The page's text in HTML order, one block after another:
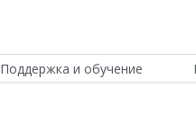
Поддержка и обучение